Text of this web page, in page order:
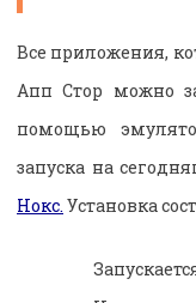
Все приложения,
Апп Стор можно
помощью
запуска на
Нокс. Установка